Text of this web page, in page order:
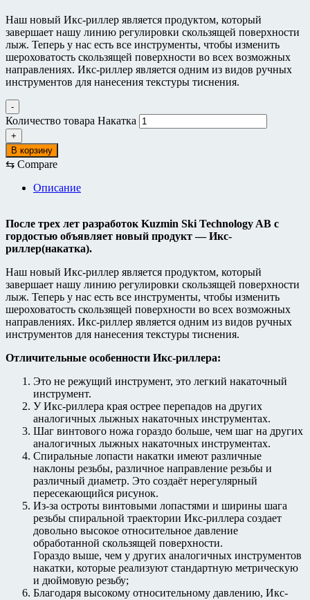
Наш новый Икс-риллер является продуктом, который
завершает нашу линию регулировки скользящей поверхности
лыж. Теперь у нас есть все инструменты, чтобы изменить
шероховатость скользящей поверхности во всех возможных
направлениях. Икс-риллер является одним из видов ручных
инструментов для нанесения текстуры тиснения.
-
Количество товара Накатка
+
В корзину
⇆ Compare
Описание
После трех лет разработок Kuzmin Ski Technology AB с
гордостью объявляет новый продукт — Икс-
риллер(накатка).
Наш новый Икс-риллер является продуктом, который
завершает нашу линию регулировки скользящей поверхности
лыж. Теперь у нас есть все инструменты, чтобы изменить
шероховатость скользящей поверхности во всех возможных
направлениях. Икс-риллер является одним из видов ручных
инструментов для нанесения текстуры тиснения.
Отличительные особенности Икс-риллера:
Это не режущий инструмент, это легкий накаточный
инструмент.
У Икс-риллера края острее перепадов на других
аналогичных лыжных накаточных инструментах.
Шаг винтового ножа гораздо больше, чем шаг на других
аналогичных лыжных накаточных инструментах.
Спиральные лопасти накатки имеют различные
наклоны резьбы, различное направление резьбы и
различный диаметр. Это создаёт нерегулярный
пересекающийся рисунок.
Из-за остроты винтовыми лопастями и ширины шага
резьбы спиральной траектории Икс-риллера создает
довольно высокое относительное давление
обработанной скользящей поверхности.
Гораздо выше, чем у других аналогичных инструментов
накатки, которые реализуют стандартную метрическую
и дюймовую резьбу;
Благодаря высокому относительному давлению, Икс-